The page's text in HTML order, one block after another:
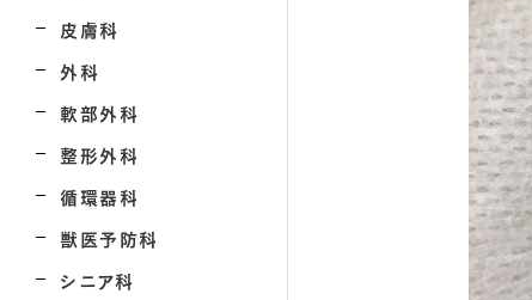
皮膚科
外科
軟部外科
整形外科
循環器科
獣医予防科
シニア科